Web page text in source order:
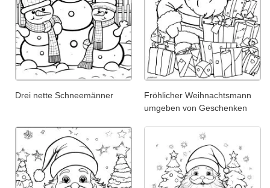
Drei nette Schneemänner
Fröhlicher Weihnachtsmann
umgeben von Geschenken